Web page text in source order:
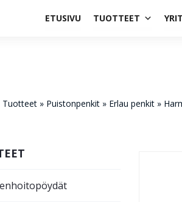
ETUSIVU TUOTTEET
Tuotteet » Puistonpenkit » Erlau penkit »